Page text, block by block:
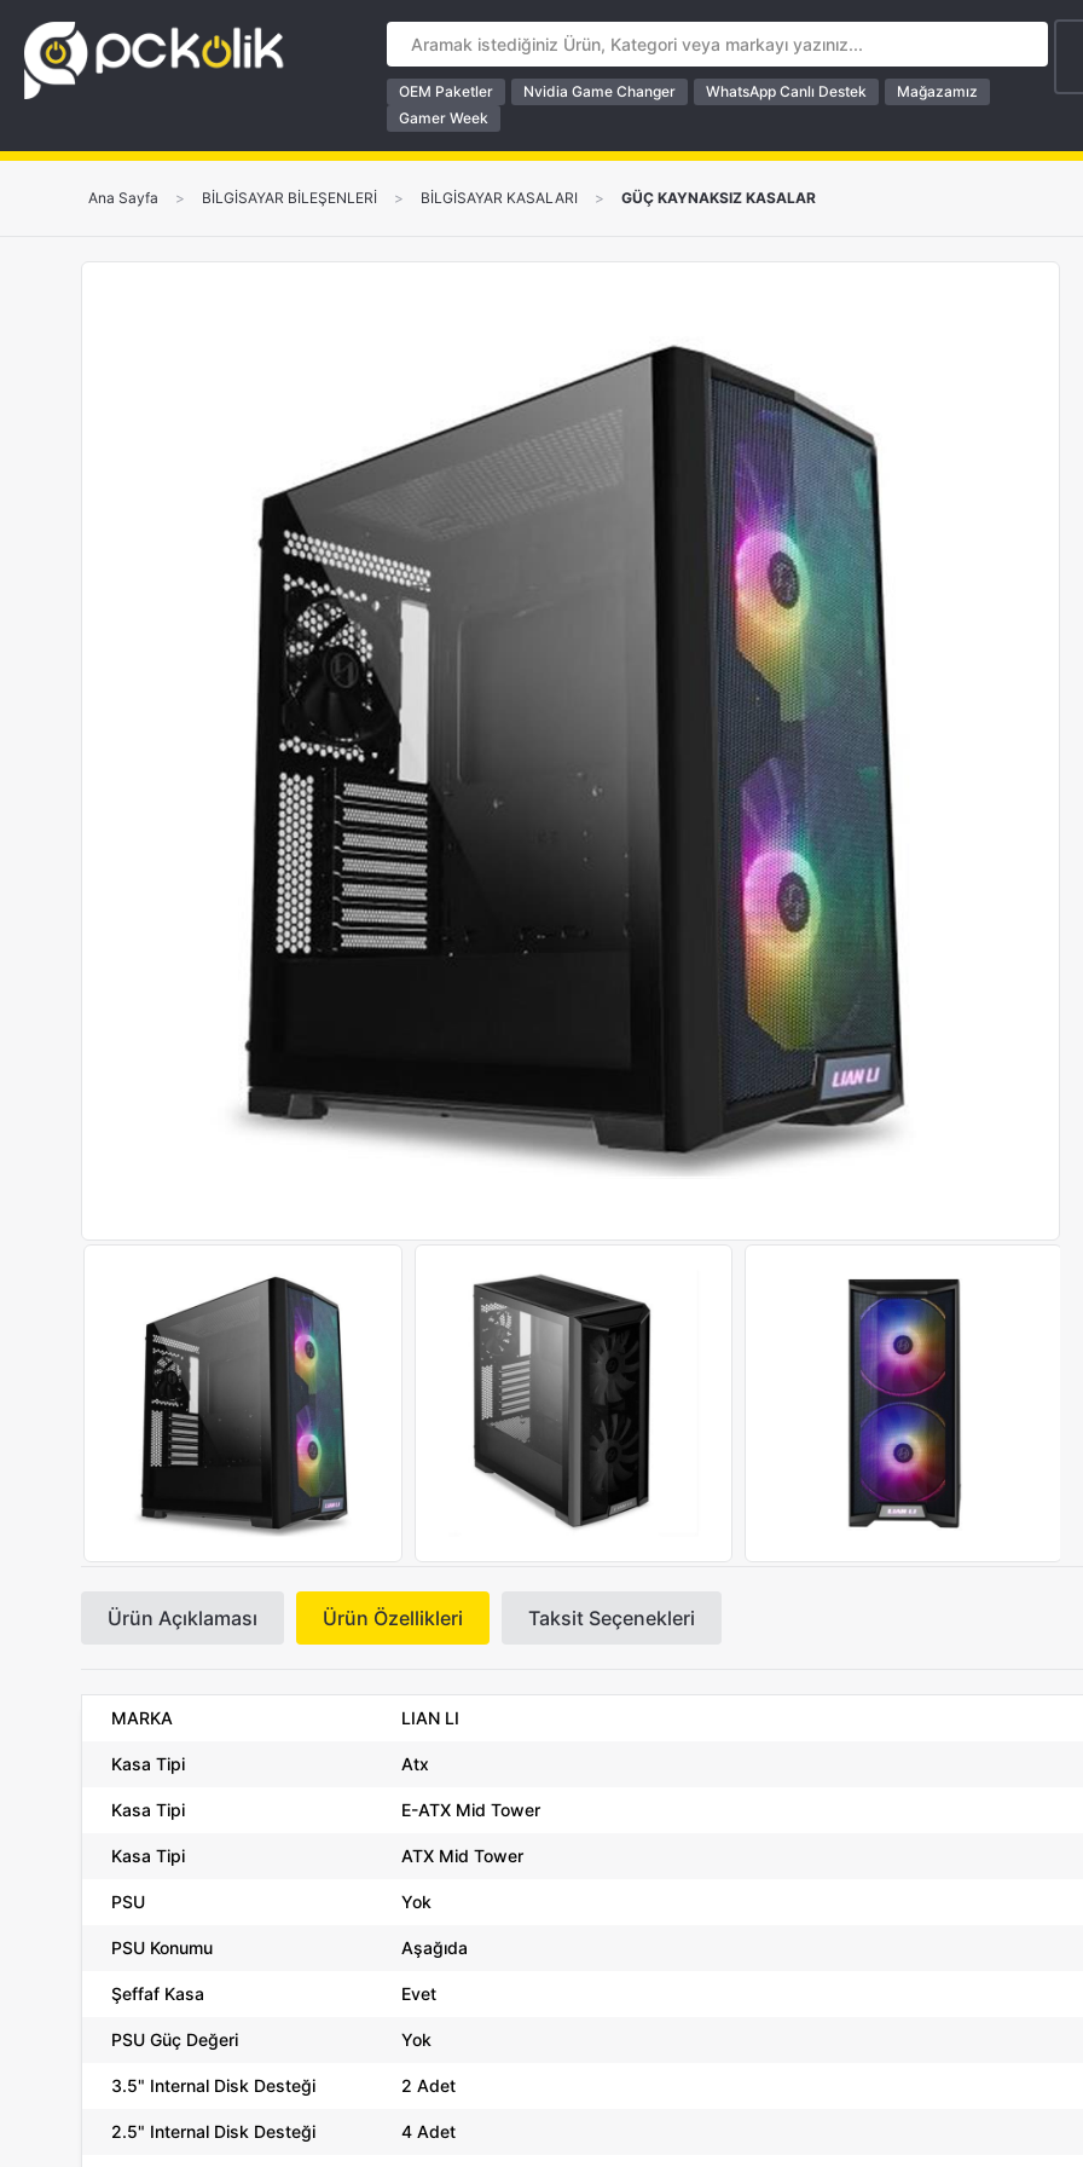
OEM Paketler Nvidia Game Changer WhatsApp Canlı Destek
Mağazamız
Gamer Week
Ana Sayfa > BİLGİSAYAR BİLEŞENLERİ > BİLGİSAYAR KASALARI > GÜÇ KAYNAKSIZ KASALAR
Ürün Açıklaması Ürün Özellikleri Taksit Seçenekleri
MARKA LIAN LI
Kasa Tipi Atx
Kasa Tipi E-ATX Mid Tower
Kasa Tipi ATX Mid Tower
PSU Yok
PSU Konumu Aşağıda
Şeffaf Kasa Evet
PSU Güç Değeri Yok
3.5" Internal Disk Desteği 2 Adet
2.5" Internal Disk Desteği 4 Adet